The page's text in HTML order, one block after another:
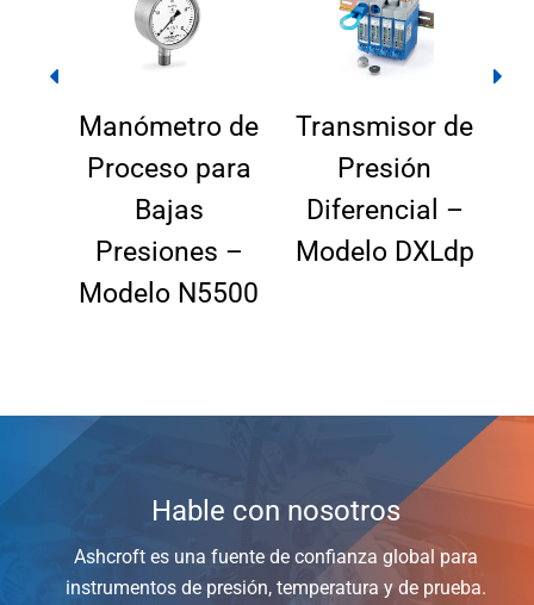
Manómetro de
Proceso para
Bajas
Presiones –
Modelo N5500
Transmisor de
Presión
Diferencial –
Modelo DXLdp
Hable con nosotros
Ashcroft es una fuente de confianza global para
instrumentos de presión, temperatura y de prueba.